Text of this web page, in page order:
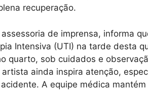
recuperação.
assessoria de imprensa, informa
Intensiva (UTI) na tarde desta
quarto, sob cuidados e
ainda inspira atenção,
A equipe médica